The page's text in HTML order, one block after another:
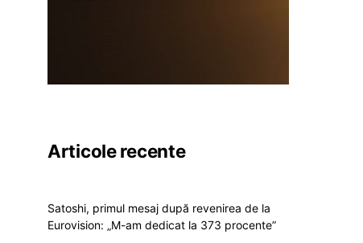
Articole recente
Satoshi, primul mesaj după revenirea de la
Eurovision: „M-am dedicat la 373 procente”